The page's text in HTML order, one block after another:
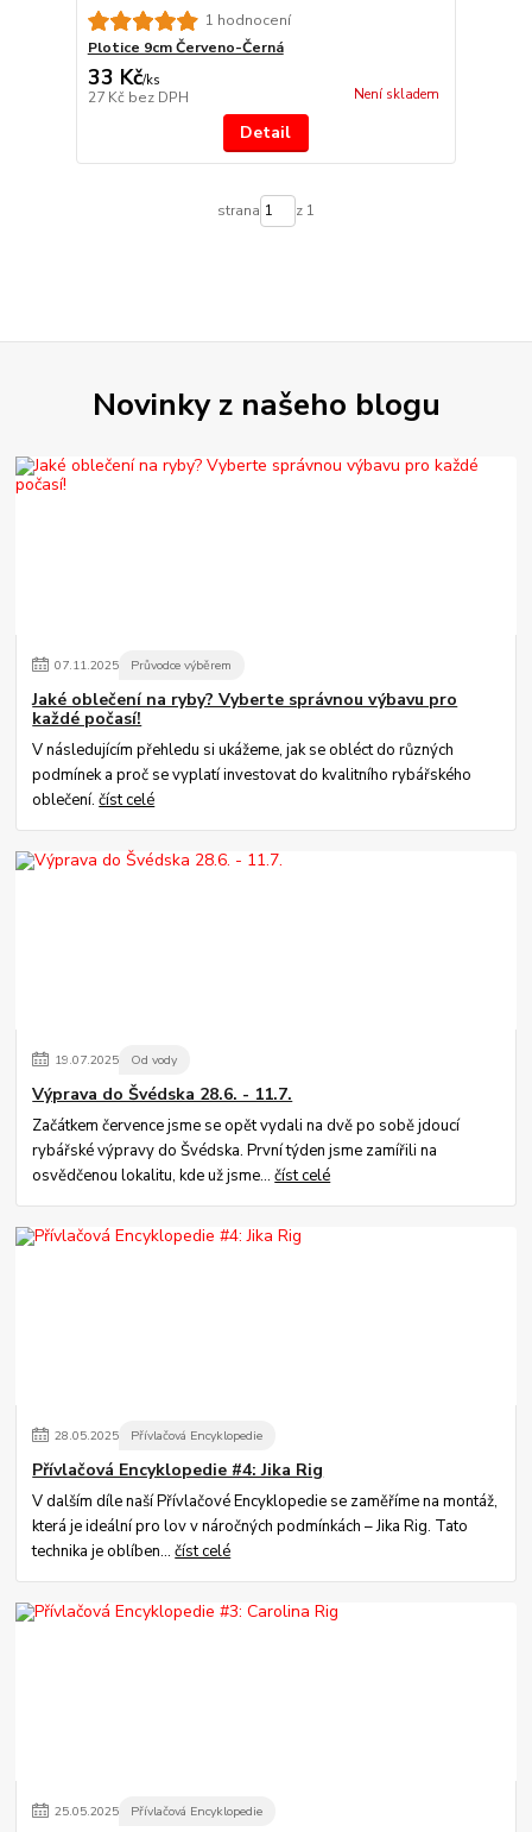
1 hodnocení
Plotice 9cm Červeno-Černá
33 Kč/ks
27 Kč bez DPH Není skladem
Detail
strana z 1
Novinky z našeho blogu
07.11.2025 Průvodce výběrem
Jaké oblečení na ryby? Vyberte správnou výbavu pro
každé počasí!
V následujícím přehledu si ukážeme, jak se obléct do různých
podmínek a proč se vyplatí investovat do kvalitního rybářského
oblečení.číst celé
19.07.2025 Od vody
Výprava do Švédska 28.6. - 11.7.
Začátkem července jsme se opět vydali na dvě po sobě jdoucí
rybářské výpravy do Švédska. První týden jsme zamířili na
osvědčenou lokalitu, kde už jsme...číst celé
28.05.2025 Přívlačová Encyklopedie
Přívlačová Encyklopedie #4: Jika Rig
V dalším díle naší Přívlačové Encyklopedie se zaměříme na montáž,
která je ideální pro lov v náročných podmínkách – Jika Rig. Tato
technika je oblíben...číst celé
25.05.2025 Přívlačová Encyklopedie